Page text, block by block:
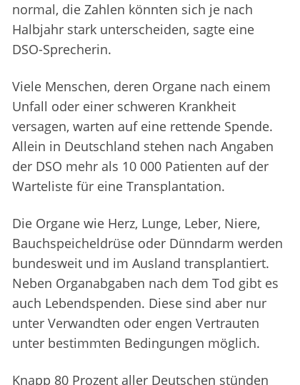
normal, die Zahlen könnten sich je nach
Halbjahr stark unterscheiden, sagte eine
DSO-Sprecherin.
Viele Menschen, deren Organe nach einem
Unfall oder einer schweren Krankheit
versagen, warten auf eine rettende Spende.
Allein in Deutschland stehen nach Angaben
der DSO mehr als 10 000 Patienten auf der
Warteliste für eine Transplantation.
Die Organe wie Herz, Lunge, Leber, Niere,
Bauchspeicheldrüse oder Dünndarm werden
bundesweit und im Ausland transplantiert.
Neben Organabgaben nach dem Tod gibt es
auch Lebendspenden. Diese sind aber nur
unter Verwandten oder engen Vertrauten
unter bestimmten Bedingungen möglich.
Knapp 80 Prozent aller Deutschen stünden